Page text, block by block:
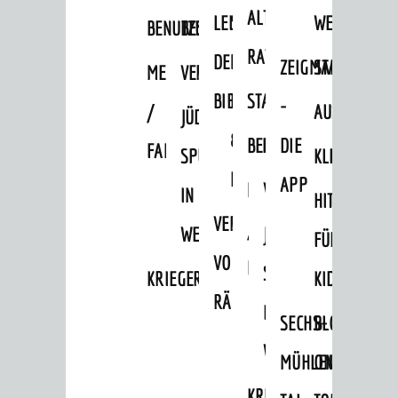
BENUTZUNG
MELDEKARTEI
/
FAMILIENFORSCHUNG
BESTANDSÜBERSICHT
VERÖFFENTLICHUNGEN
JÜDISCHE
SPUREN
IN
WEINHEIM
KRIEGERDENKMAL
LEIHVERKEHR
DER
BIBLIOTHEK
SERVICE
FÜR
LEHRER/INNEN
&
ERZIEHER/INNEN
VERMIETUNG
VON
RÄUMEN
ALTEN
RATHAUS
STADTARCHIV
BENUTZUNG
MELDEKARTEI
/
FAMILIENFORSCHUNG
JÜDISCHE
SPUREN
IN
WEINHEIM
WEG
ZEIGMAL
-
DIE
APP
STADTTEILE
HITS
FÜR
KIDS
SECHS-
MÜHLEN-
BLOGGER
ON
Bürgerengagement
Städtepartnerschaften
Ortschaften
Daten / Zahlen / Fakten